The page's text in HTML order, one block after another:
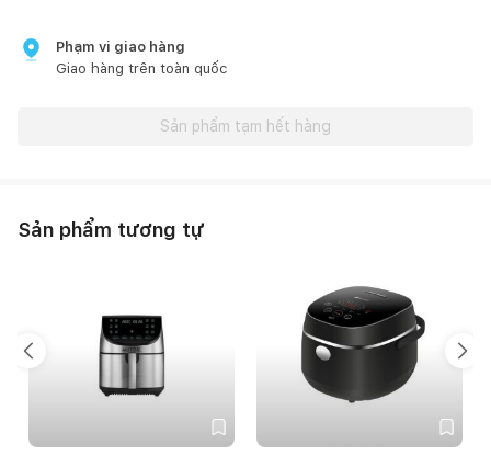
Phạm vi giao hàng
Giao hàng trên toàn quốc
Sản phẩm tạm hết hàng
Sản phẩm tương tự